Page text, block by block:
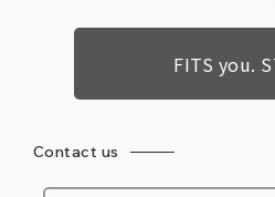
FITS you.
Contact us